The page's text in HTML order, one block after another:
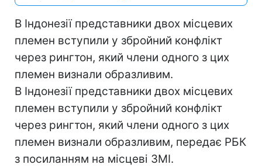
В Індонезії представники двох місцевих
племен вступили у збройний конфлікт
через рингтон, який члени одного з цих
племен визнали образливим.
В Індонезії представники двох місцевих
племен вступили у збройний конфлікт
через рингтон, який члени одного з цих
племен визнали образливим, передає РБК
з посиланням на місцеві ЗМІ.